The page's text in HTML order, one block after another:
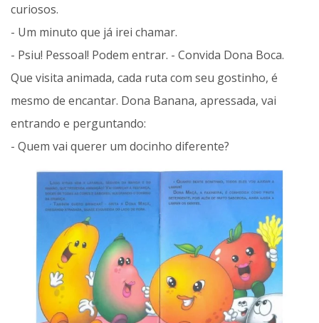
curiosos.
- Um minuto que já irei chamar.
- Psiu! Pessoal! Podem entrar. - Convida Dona Boca.
Que visita animada, cada ruta com seu gostinho, é
mesmo de encantar. Dona Banana, apressada, vai
entrando e perguntando:
- Quem vai querer um docinho diferente?